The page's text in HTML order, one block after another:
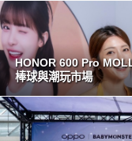
HONOR 600 Pro
棒球與潮玩市場